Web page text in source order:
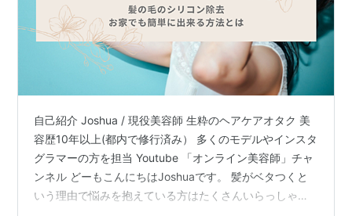
自己紹介 Joshua / 現役美容師 生粋のヘアケアオタク 美
容歴10年以上(都内で修行済み） 多くのモデルやインスタ
グラマーの方を担当 Youtube 「オンライン美容師」チャ
ンネル どーもこんにちはJoshuaです。 髪がベタつくと
いう理由で悩みを抱えている方はたくさんいらっしゃい